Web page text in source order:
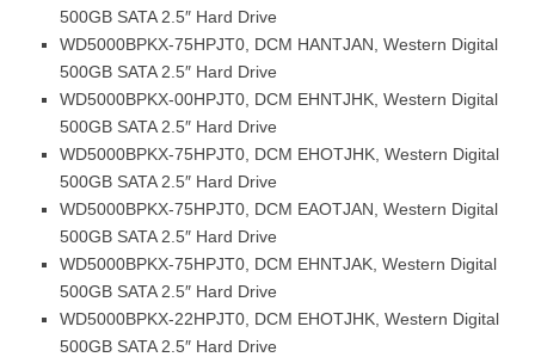
500GB SATA 2.5″ Hard Drive
WD5000BPKX-75HPJT0, DCM HANTJAN, Western Digital
500GB SATA 2.5″ Hard Drive
WD5000BPKX-00HPJT0, DCM EHNTJHK, Western Digital
500GB SATA 2.5″ Hard Drive
WD5000BPKX-75HPJT0, DCM EHOTJHK, Western Digital
500GB SATA 2.5″ Hard Drive
WD5000BPKX-75HPJT0, DCM EAOTJAN, Western Digital
500GB SATA 2.5″ Hard Drive
WD5000BPKX-75HPJT0, DCM EHNTJAK, Western Digital
500GB SATA 2.5″ Hard Drive
WD5000BPKX-22HPJT0, DCM EHOTJHK, Western Digital
500GB SATA 2.5″ Hard Drive